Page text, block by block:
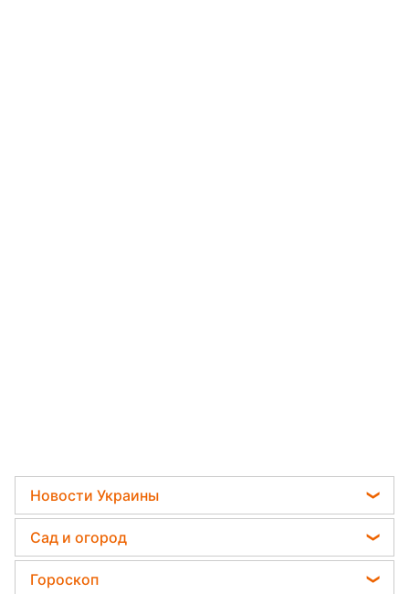
Новости Украины
Телеграм новости Украины
Пенсии в Украине
Мобилизация
Сад и огород
Садовод назвал самое эффективное средство
Гороскоп